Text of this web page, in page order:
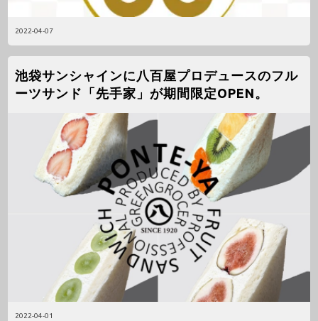
2022-04-07
2022-04-01
池袋サンシャインに八百屋プロデュースのフル
ーツサンド「先手家」が期間限定OPEN。